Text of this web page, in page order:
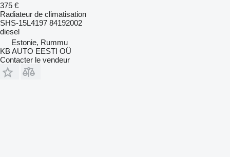
375 €
Radiateur de climatisation
SHS-15L4197 84192002
diesel
Estonie, Rummu
KB AUTO EESTI OÜ
Contacter le vendeur